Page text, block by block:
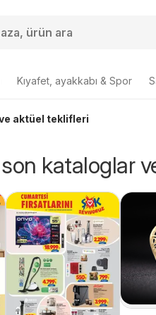
Kıyafet, ayakkabı & Spor
aktüel teklifleri
kataloglar